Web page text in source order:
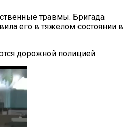
травмы. Бригада
его в тяжелом состоянии в
дорожной полицией.